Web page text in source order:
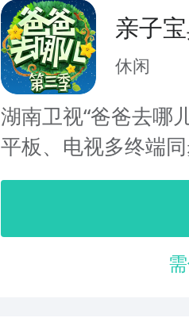
亲子
休闲
湖南卫视“爸爸去哪
平板、电视多终端